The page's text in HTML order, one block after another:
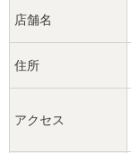
店舗名
住所
アクセス